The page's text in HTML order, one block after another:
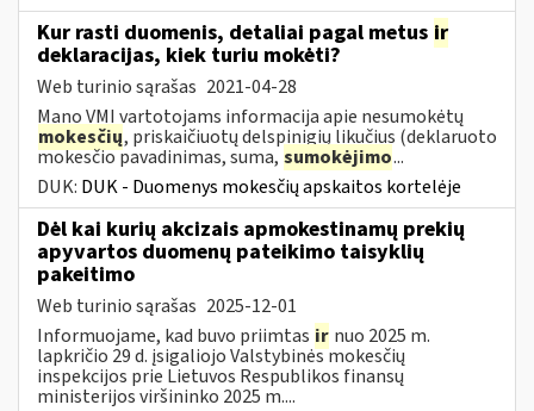
Kur rasti duomenis, detaliai pagal metus ir
deklaracijas, kiek turiu mokėti?
Web turinio sąrašas 2021-04-28
Mano VMI vartotojams informacija apie nesumokėtų
mokesčių, priskaičiuotų delspinigių likučius (deklaruoto
mokesčio pavadinimas, suma, sumokėjimo...
DUK: DUK - Duomenys mokesčių apskaitos kortelėje
Dėl kai kurių akcizais apmokestinamų prekių
apyvartos duomenų pateikimo taisyklių
pakeitimo
Web turinio sąrašas 2025-12-01
Informuojame, kad buvo priimtas ir nuo 2025 m.
lapkričio 29 d. įsigaliojo Valstybinės mokesčių
inspekcijos prie Lietuvos Respublikos finansų
ministerijos viršininko 2025 m....